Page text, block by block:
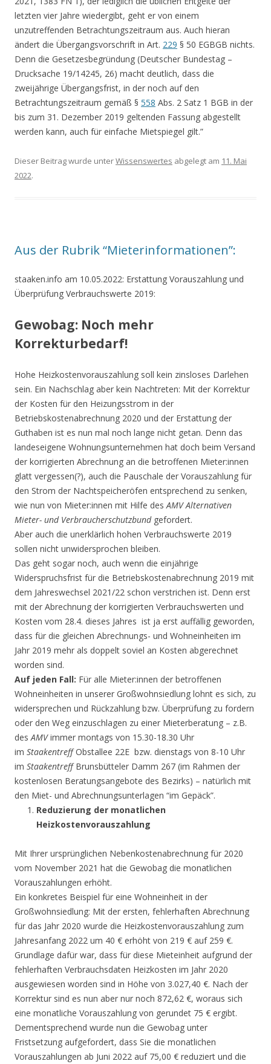
letzten vier Jahre wiedergibt, geht er von einem
unzutreffenden Betrachtungszeitraum aus. Auch hieran
ändert die Übergangsvorschrift in Art. 229 § 50 EGBGB nichts.
Denn die Gesetzesbegründung (Deutscher Bundestag –
Drucksache 19/14245, 26) macht deutlich, dass die
zweijährige Übergangsfrist, in der noch auf den
Betrachtungszeitraum gemäß § 558 Abs. 2 Satz 1 BGB in der
bis zum 31. Dezember 2019 geltenden Fassung abgestellt
werden kann, auch für einfache Mietspiegel gilt.”
Dieser Beitrag wurde unterWissenswertes abgelegt am 11. Mai
2022.
Aus der Rubrik “Mieterinformationen”:
staaken.info am 10.05.2022: Erstattung Vorauszahlung und
Überprüfung Verbrauchswerte 2019:
Gewobag: Noch mehr
Korrekturbedarf!
Hohe Heizkostenvorauszahlung soll kein zinsloses Darlehen
sein. Ein Nachschlag aber kein Nachtreten: Mit der Korrektur
der Kosten für den Heizungsstrom in der
Betriebskostenabrechnung 2020 und der Erstattung der
Guthaben ist es nun mal noch lange nicht getan. Denn das
landeseigene Wohnungsunternehmen hat doch beim Versand
der korrigierten Abrechnung an die betroffenen Mieter:innen
glatt vergessen(?), auch die Pauschale der Vorauszahlung für
den Strom der Nachtspeicheröfen entsprechend zu senken,
wie nun von Mieter:innen mit Hilfe desAMV Alternativen
Mieter- und Verbraucherschutzbundgefordert.
Aber auch die unerklärlich hohen Verbrauchswerte 2019
sollen nicht unwidersprochen bleiben.
Das geht sogar noch, auch wenn die einjährige
Widerspruchsfrist für die Betriebskostenabrechnung 2019 mit
dem Jahreswechsel 2021/22 schon verstrichen ist. Denn erst
mit der Abrechnung der korrigierten Verbrauchswerten und
Kosten vom 28.4. dieses Jahres ist ja erst auffällig geworden,
dass für die gleichen Abrechnungs- und Wohneinheiten im
Jahr 2019 mehr als doppelt soviel an Kosten abgerechnet
worden sind.
Auf jeden Fall: Für alle Mieter:innen der betroffenen
Wohneinheiten in unserer Großwohnsiedlung lohnt es sich, zu
widersprechen und Rückzahlung bzw. Überprüfung zu fordern
oder den Weg einzuschlagen zu einer Mieterberatung – z.B.
desAMVimmer montags von 15.30-18.30 Uhr
im StaakentreffObstallee 22E bzw. dienstags von 8-10 Uhr
im StaakentreffBrunsbütteler Damm 267 (im Rahmen der
kostenlosen Beratungsangebote des Bezirks) – natürlich mit
den Miet- und Abrechnungsunterlagen “im Gepäck”.
Reduzierung der monatlichen
Heizkostenvorauszahlung
Mit Ihrer ursprünglichen Nebenkostenabrechnung für 2020
vom November 2021 hat die Gewobag die monatlichen
Vorauszahlungen erhöht.
Ein konkretes Beispiel für eine Wohneinheit in der
Großwohnsiedlung: Mit der ersten, fehlerhaften Abrechnung
für das Jahr 2020 wurde die Heizkostenvorauszahlung zum
Jahresanfang 2022 um 40 € erhöht von 219 € auf 259 €.
Grundlage dafür war, dass für diese Mieteinheit aufgrund der
fehlerhaften Verbrauchsdaten Heizkosten im Jahr 2020
ausgewiesen worden sind in Höhe von 3.027,40 €. Nach der
Korrektur sind es nun aber nur noch 872,62 €, woraus sich
eine monatliche Vorauszahlung von gerundet 75 € ergibt.
Dementsprechend wurde nun die Gewobag unter
Fristsetzung aufgefordert, dass Sie die monatlichen
Vorauszahlungen ab Juni 2022 auf 75,00 € reduziert und die